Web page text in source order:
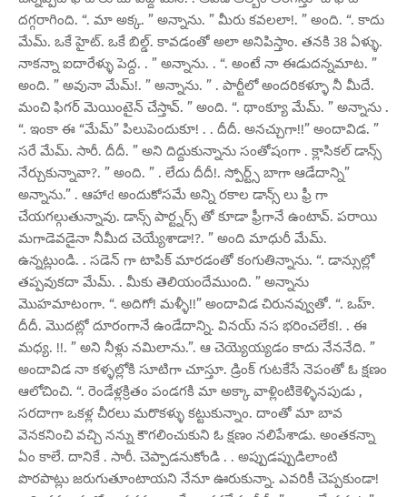
దగ్గరాగింది. “. మా అక్క. ” అన్నాను. ” మీరు కవలలా!. ” అంది. “. కాదు
మేమ్. ఒకే హైట్. ఒకే బిల్డ్. కావడంతో అలా అనిపిస్తాం. తనకి 38 ఏళ్ళు.
నాకన్నా ఐదారేళ్ళు పెద్ద. . ” అన్నాను. . “. అంటే నా ఈడుదన్నమాట. ”
అంది. ” అవునా మేమ్!. ” అన్నాను. ” . పార్టీలో అందరికళ్ళూ నీ మీదే.
మంచి ఫిగర్ మెయింటైన్ చేస్తావ్. ” అంది. “. థాంక్యూ మేమ్. ” అన్నాను .
“. ఇంకా ఈ “మేమ్” పిలుపెందుకూ! . . దీదీ. అనచ్చుగా!!” అందావిడ. ”
సరే మేమ్. సారీ. దీదీ. ” అని దిద్దుకున్నాను సంతోషంగా . క్లాసికల్ డాన్స్
నేర్చుకున్నావా?. ” అంది. ” . లేదు దీదీ!. స్పోర్ట్స్ బాగా ఆడేదాన్ని”
అన్నాను.” . ఆహాఁ! అందుకోసమే అన్ని రకాల డాన్స్ లు ఫ్రీ గా
చేయగల్గుతున్నావు. డాన్స్ పార్ట్నర్స్ తో కూడా ఫ్రీగానే ఉంటావ్. పరాయి
మగాడెవడైనా నీమీద చెయ్యేశాడా!?. ” అంది మాధురీ మేమ్.
ఉన్నట్లుండి. . సడెన్ గా టాపిక్ మారడంతో కంగుతిన్నాను. “. డాన్సుల్లో
తప్పవుకదా మేమ్. . మీకు తెలియందేముంది. ” అన్నాను
మొహమాటంగా. “. అదిగో! మళ్ళీ!!” అందావిడ చిరునవ్వుతో. “. ఒహ్.
దీదీ. మొదట్లో దూరంగానే ఉండేదాన్ని. వినయ్ నస భరించలేక!. . ఈ
మధ్య. !!. ” అని నీళ్లు నమిలాను.”. ఆ చెయ్యెయ్యడం కాదు నేననేది. ”
అందావిడ నా కళ్ళల్లోకి సూటిగా చూస్తూ. డ్రింక్ గుటకేసే నెపంతో ఓ క్షణం
ఆలోచించి. “. రెండేళ్లక్రితం పండగకి మా అక్కా వాళ్లింటికెళ్ళినపుడు ,
సరదాగా ఒకళ్ల చీరలు మరొకళ్ళు కట్టుకున్నాం. దాంతో మా బావ
వెనకనించి వచ్చి నన్ను కౌగలించుకుని ఓ క్షణం నలిపేశాడు. అంతకన్నా
ఏం కాలే. దానికే . సారీ. చెప్పాడనుకోండి . . అప్పుడప్పుడిలాంటి
పొరపాట్లు జరుగుతూంటాయని నేనూ ఊరుకున్నా. ఎవరికీ చెప్పకుండా!